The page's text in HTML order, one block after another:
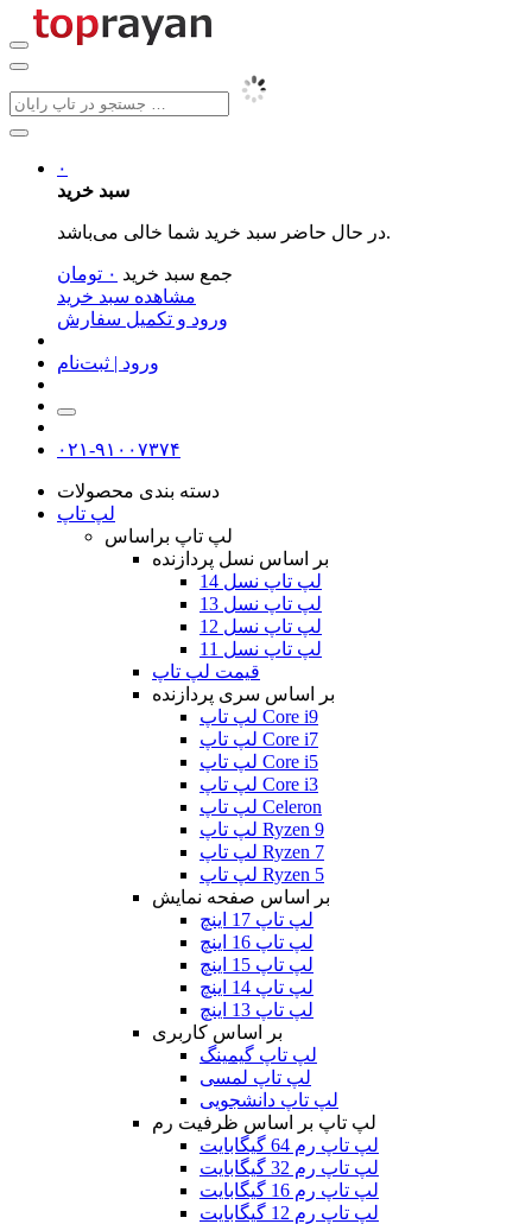
۰
سبد خرید
در حال حاضر سبد خرید شما خالی می‌باشد.
جمع سبد خرید ۰ تومان
مشاهده سبد خرید
ورود و تکمیل سفارش
ورود | ثبت‌نام
۰۲۱-۹۱۰۰۷۳۷۴
دسته بندی محصولات
لپ تاپ
لپ تاپ براساس
بر اساس نسل پردازنده
لپ تاپ نسل 14
لپ تاپ نسل 13
لپ تاپ نسل 12
لپ تاپ نسل 11
قیمت لپ تاپ
بر اساس سری پردازنده
لپ تاپ Core i9
لپ تاپ Core i7
لپ تاپ Core i5
لپ تاپ Core i3
لپ تاپ Celeron
لپ تاپ Ryzen 9
لپ تاپ Ryzen 7
لپ تاپ Ryzen 5
بر اساس صفحه نمایش
لپ تاپ 17 اینچ
لپ تاپ 16 اینچ
لپ تاپ 15 اینچ
لپ تاپ 14 اینچ
لپ تاپ 13 اینچ
بر اساس کاربری
لپ تاپ گیمینگ
لپ تاپ لمسی
لپ تاپ دانشجویی
لپ تاپ بر اساس ظرفیت رم
لپ تاپ رم 64 گیگابایت
لپ تاپ رم 32 گیگابایت
لپ تاپ رم 16 گیگابایت
لپ تاپ رم 12 گیگابایت